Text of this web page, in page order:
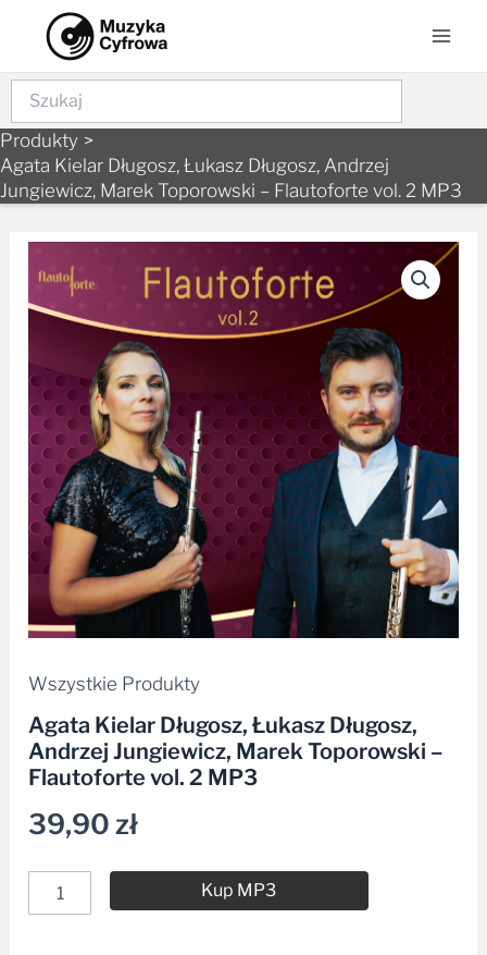
content
Szukaj
Produkty
Agata Kielar Długosz, Łukasz Długosz, Andrzej
Jungiewicz, Marek Toporowski – Flautoforte vol. 2 MP3
Wszystkie Produkty
Agata Kielar Długosz, Łukasz Długosz,
Andrzej Jungiewicz, Marek Toporowski –
Flautoforte vol. 2 MP3
39,90zł
Agata
Długosz,
Długosz,
Andrzej
Jungiewicz,
Marek
Toporowski
–
Flautoforte
vol.
2
MP3
Kup MP3